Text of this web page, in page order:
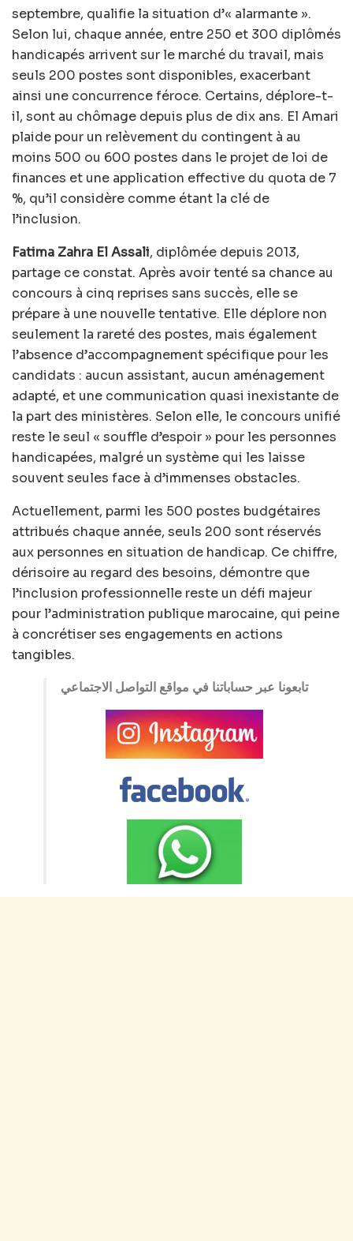
septembre, qualifie la situation d’« alarmante ».
Selon lui, chaque année, entre 250 et 300 diplômés
handicapés arrivent sur le marché du travail, mais
seuls 200 postes sont disponibles, exacerbant
ainsi une concurrence féroce. Certains, déplore-t-
il, sont au chômage depuis plus de dix ans. El Amari
plaide pour un relèvement du contingent à au
moins 500 ou 600 postes dans le projet de loi de
finances et une application effective du quota de 7
%, qu’il considère comme étant la clé de
l’inclusion.
Fatima Zahra El Assali, diplômée depuis 2013,
partage ce constat. Après avoir tenté sa chance au
concours à cinq reprises sans succès, elle se
prépare à une nouvelle tentative. Elle déplore non
seulement la rareté des postes, mais également
l’absence d’accompagnement spécifique pour les
candidats : aucun assistant, aucun aménagement
adapté, et une communication quasi inexistante de
la part des ministères. Selon elle, le concours unifié
reste le seul « souffle d’espoir » pour les personnes
handicapées, malgré un système qui les laisse
souvent seules face à d’immenses obstacles.
Actuellement, parmi les 500 postes budgétaires
attribués chaque année, seuls 200 sont réservés
aux personnes en situation de handicap. Ce chiffre,
dérisoire au regard des besoins, démontre que
l’inclusion professionnelle reste un défi majeur
pour l’administration publique marocaine, qui peine
à concrétiser ses engagements en actions
tangibles.
تابعونا عبر حساباتنا في مواقع التواصل الاجتماعي